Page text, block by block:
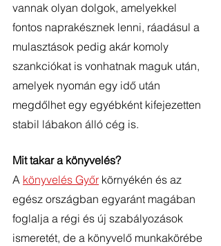
vannak olyan dolgok, amelyekkel
fontos naprakésznek lenni, ráadásul a
mulasztások pedig akár komoly
szankciókat is vonhatnak maguk után,
amelyek nyomán egy idő után
megdőlhet egy egyébként kifejezetten
stabil lábakon álló cég is.
Mit takar a könyvelés?
A könyvelés Győr környékén és az
egész országban egyaránt magában
foglalja a régi és új szabályozások
ismeretét, de a könyvelő munkakörébe